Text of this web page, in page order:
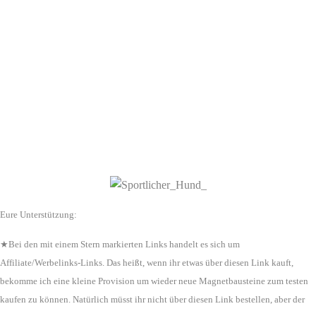
Eure Unterstützung:
★Bei den mit einem Stern markierten Links handelt es sich um
Affiliate/Werbelinks-Links. Das heißt, wenn ihr etwas über diesen Link kauft,
bekomme ich eine kleine Provision um wieder neue Magnetbausteine zum testen
kaufen zu können. Natürlich müsst ihr nicht über diesen Link bestellen, aber der